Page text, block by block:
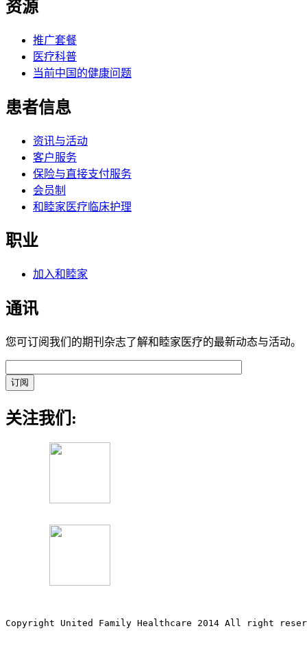
资源
推广套餐
医疗科普
当前中国的健康问题
患者信息
资讯与活动
客户服务
保险与直接支付服务
会员制
和睦家医疗临床护理
职业
加入和睦家
通讯
您可订阅我们的期刊杂志了解和睦家医疗的最新动态与活动。
关注我们:
Copyright United Family Healthcare 2014 All right